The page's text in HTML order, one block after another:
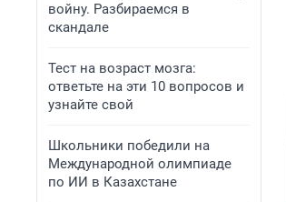
войну. Разбираемся в
скандале
Тест на возраст мозга:
ответьте на эти 10 вопросов и
узнайте свой
Школьники победили на
Международной олимпиаде
по ИИ в Казахстане